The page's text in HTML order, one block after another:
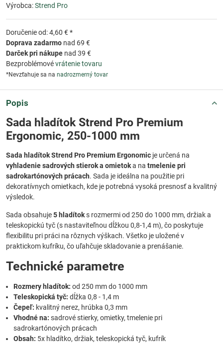
Výrobca:Strend Pro
Doručenie od: 4,60 € *
Doprava zadarmo nad 69 €
Darček pri nákupe nad 39 €
Bezproblémovévrátenie tovaru
*Nevzťahuje sa na nadrozmerný tovar
Popis
Sada hladítok Strend Pro Premium
Ergonomic, 250-1000 mm
Sada hladítok Strend Pro Premium Ergonomic je určená na
vyhladenie sadrových stierok a omietoka na tmelenie pri
sadrokartónových prácach. Sada je ideálna na použitie pri
dekoratívnych omietkach, kde je potrebná vysoká presnosť a kvalitný
výsledok.
Sada obsahuje5 hladítoks rozmermi od 250 do 1000 mm, držiak a
teleskopickú tyč (s nastaviteľnou dĺžkou 0,8-1,4 m), čo poskytuje
flexibilitu pri práci na rôznych výškach. Všetko je uložené v
praktickom kufríku, čo uľahčuje skladovanie a prenášanie.
Technické parametre
Rozmery hladítok: od 250 mm do 1000 mm
Teleskopická tyč: dĺžka 0,8 - 1,4 m
Čepeľ: kvalitný nerez, hrúbka 0,3 mm
Vhodné na: sadrové stierky, omietky, tmelenie pri
sadrokartónových prácach
Obsah: 5x hladítko, držiak, teleskopická tyč, kufrík